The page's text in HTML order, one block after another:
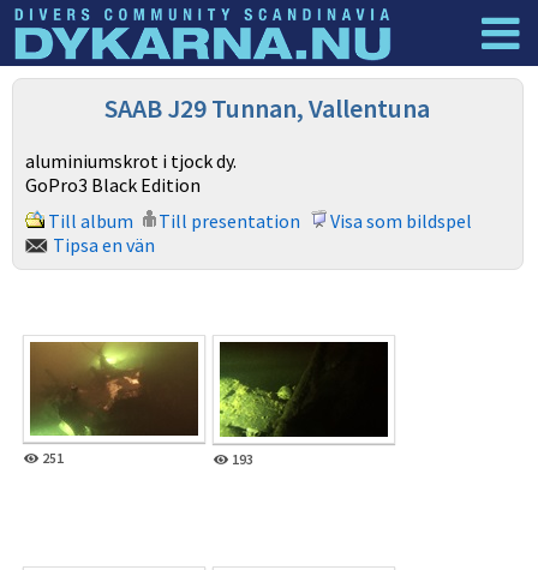
DyknyheterSAAB J29 Tunnan, Vallentuna
aluminiumskrot i tjock dy.
GoPro3 Black Edition
Till album
Till presentation
Visa som bildspel
Tipsa en vän
251 193